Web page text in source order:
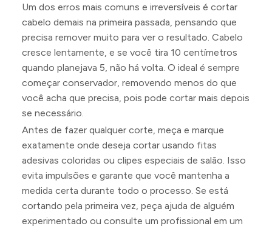
Um dos erros mais comuns e irreversíveis é cortar
cabelo demais na primeira passada, pensando que
precisa remover muito para ver o resultado. Cabelo
cresce lentamente, e se você tira 10 centímetros
quando planejava 5, não há volta. O ideal é sempre
começar conservador, removendo menos do que
você acha que precisa, pois pode cortar mais depois
se necessário.
Antes de fazer qualquer corte, meça e marque
exatamente onde deseja cortar usando fitas
adesivas coloridas ou clipes especiais de salão. Isso
evita impulsões e garante que você mantenha a
medida certa durante todo o processo. Se está
cortando pela primeira vez, peça ajuda de alguém
experimentado ou consulte um profissional em um